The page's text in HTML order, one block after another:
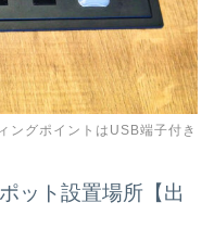
ングポイントはUSB端子付き
ット設置場所【出